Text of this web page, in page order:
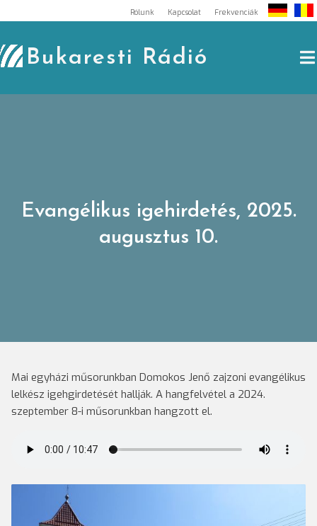
to
content
Rólunk Kapcsolat Frekvenciák
Bukaresti Rádió
Evangélikus igehirdetés, 2025.
augusztus 10.
Mai egyházi műsorunkban Domokos Jenő zajzoni evangélikus
lelkész igehgirdetését hallják. A hangfelvétel a 2024.
szeptember 8-i műsorunkban hangzott el.